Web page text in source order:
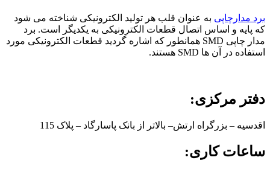
برد مدارچاپی به عنوان قلب هر تولید الکترونیکی شناخته می شود
که پایه و اساس اتصال قطعات الکترونیکی به یکدیگر است. برد
مدار چاپی SMD همانطور که اشاره گردید قطعات الکترونیکی مورد
استفاده در آن ها SMD هستند.
دفتر مرکزی:
اقدسیه – بزرگراه ارتش– بالاتر از بانک پاسارگاد – پلاک 115
ساعات کاری: